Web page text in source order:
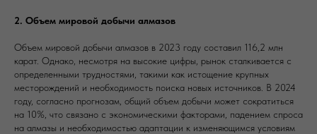
2. Объем мировой добычи алмазов
Объем мировой добычи алмазов в 2023 году составил 116,2 млн
карат. Однако, несмотря на высокие цифры, рынок сталкивается с
определенными трудностями, такими как истощение крупных
месторождений и необходимость поиска новых источников. В 2024
году, согласно прогнозам, общий объем добычи может сократиться
на 10%, что связано с экономическими факторами, падением спроса
на алмазы и необходимостью адаптации к изменяющимся условиям